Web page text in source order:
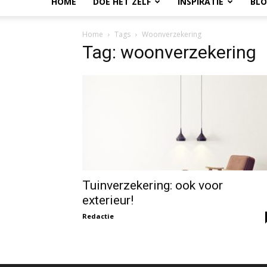
Home Tags Woonverzekering
Tag: woonverzekering
Tuinverzekering: ook voor
exterieur!
Redactie